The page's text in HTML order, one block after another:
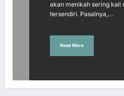
akan menikah sering kali
tersendiri. Pasalnya,…
Read More